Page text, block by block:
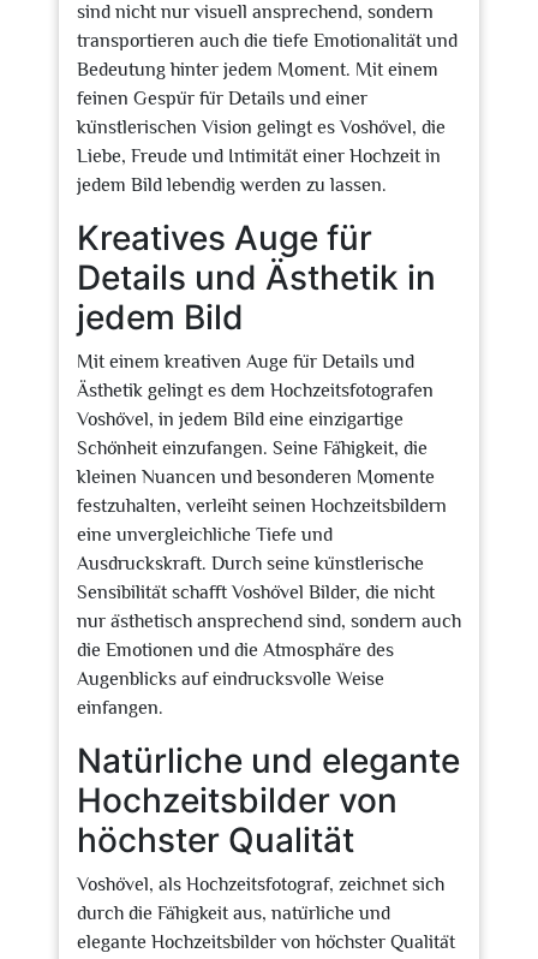
sind nicht nur visuell ansprechend, sondern
transportieren auch die tiefe Emotionalität und
Bedeutung hinter jedem Moment. Mit einem
feinen Gespür für Details und einer
künstlerischen Vision gelingt es Voshövel, die
Liebe, Freude und Intimität einer Hochzeit in
jedem Bild lebendig werden zu lassen.
Kreatives Auge für
Details und Ästhetik in
jedem Bild
Mit einem kreativen Auge für Details und
Ästhetik gelingt es dem Hochzeitsfotografen
Voshövel, in jedem Bild eine einzigartige
Schönheit einzufangen. Seine Fähigkeit, die
kleinen Nuancen und besonderen Momente
festzuhalten, verleiht seinen Hochzeitsbildern
eine unvergleichliche Tiefe und
Ausdruckskraft. Durch seine künstlerische
Sensibilität schafft Voshövel Bilder, die nicht
nur ästhetisch ansprechend sind, sondern auch
die Emotionen und die Atmosphäre des
Augenblicks auf eindrucksvolle Weise
einfangen.
Natürliche und elegante
Hochzeitsbilder von
höchster Qualität
Voshövel, als Hochzeitsfotograf, zeichnet sich
durch die Fähigkeit aus, natürliche und
elegante Hochzeitsbilder von höchster Qualität